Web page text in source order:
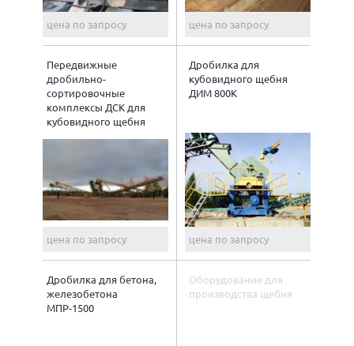
цена по запросу цена по запросу
Передвижные
дробильно-
сортировочные
комплексы ДСК для
кубовидного щебня
цена по запросу
Дробилка для
кубовидного щебня
ДИМ 800К
цена по запросу
Дробилка для бетона,
железобетона
МПР-1500
Оборудование для
производства щебня